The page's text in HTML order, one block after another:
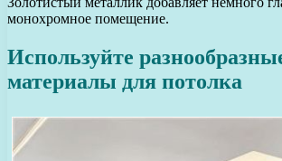
монохромное помещение.
Используйте
материалы для потолка